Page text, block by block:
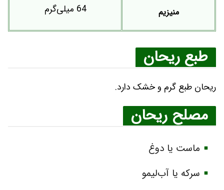
منیزیم 64 میلی‌گرم
طبع ریحان
ریحان طبع گرم و خشک دارد.
مصلح ریحان
ماست یا دوغ
سرکه یا آب‌لیمو